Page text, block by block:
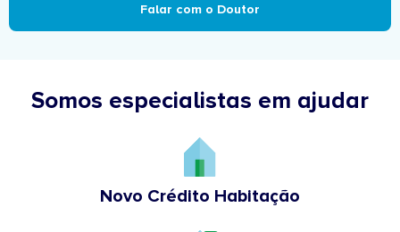
Falar com o Doutor
Somos especialistas em ajudar
Novo Crédito Habitação